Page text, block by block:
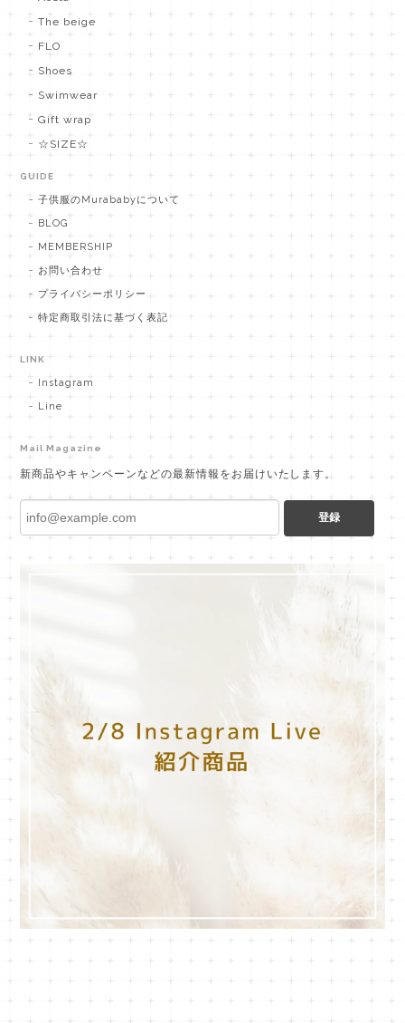
The beige
FLO
Shoes
Swimwear
Gift wrap
☆SIZE☆
GUIDE
子供服のMurababyについて
BLOG
MEMBERSHIP
お問い合わせ
プライバシーポリシー
特定商取引法に基づく表記
LINK
Instagram
Line
Mail Magazine
新商品やキャンペーンなどの最新情報をお届けいたします。
登録